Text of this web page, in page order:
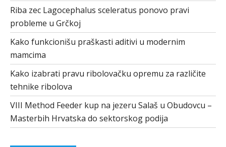
Riba zec Lagocephalus sceleratus ponovo pravi
probleme u Grčkoj
Kako funkcionišu praškasti aditivi u modernim
mamcima
Kako izabrati pravu ribolovačku opremu za različite
tehnike ribolova
VIII Method Feeder kup na jezeru Salaš u Obudovcu –
Masterbih Hrvatska do sektorskog podija